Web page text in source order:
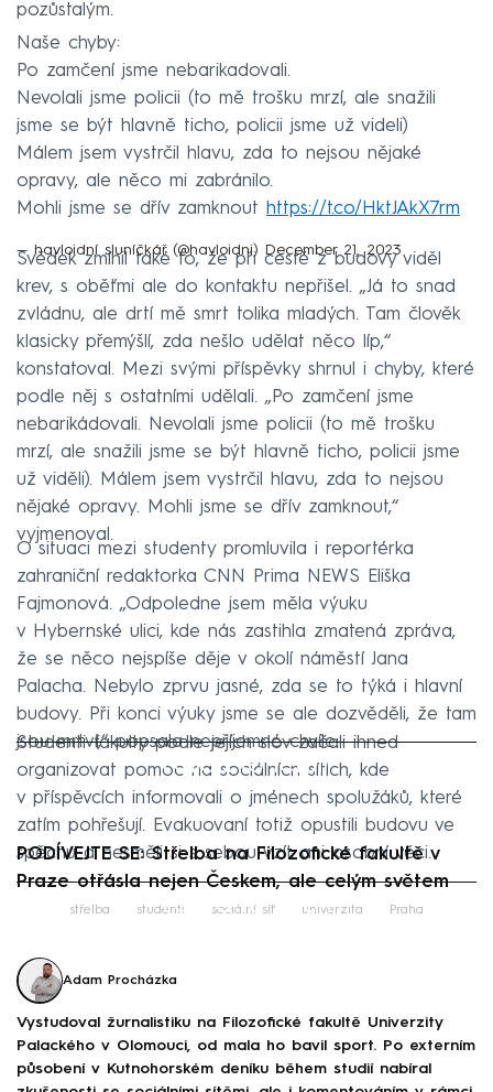
pozůstalým.
Naše chyby:
Po zamčení jsme nebarikadovali.
Nevolali jsme policii (to mě trošku mrzí, ale snažili
jsme se být hlavně ticho, policii jsme už videli)
Málem jsem vystrčil hlavu, zda to nejsou nějaké
opravy, ale něco mi zabránilo.
Mohli jsme se dřív zamknout https://t.co/HktJAkX7rm
— havloidní sluníčkář (@havloidni) December 21, 2023
Svědek zmínil také to, že při cestě z budovy viděl
krev, s oběťmi ale do kontaktu nepřišel. „Já to snad
zvládnu, ale drtí mě smrt tolika mladých. Tam člověk
klasicky přemýšlí, zda nešlo udělat něco líp,“
konstatoval. Mezi svými příspěvky shrnul i chyby, které
podle něj s ostatními udělali. „Po zamčení jsme
nebarikádovali. Nevolali jsme policii (to mě trošku
mrzí, ale snažili jsme se být hlavně ticho, policii jsme
už viděli). Málem jsem vystrčil hlavu, zda to nejsou
nějaké opravy. Mohli jsme se dřív zamknout,“
vyjmenoval.
O situaci mezi studenty promluvila i reportérka
zahraniční redaktorka CNN Prima NEWS Eliška
Fajmonová. „Odpoledne jsem měla výuku
v Hybernské ulici, kde nás zastihla zmatená zpráva,
že se něco nejspíše děje v okolí náměstí Jana
Palacha. Nebylo zprvu jasné, zda se to týká i hlavní
budovy. Při konci výuky jsme se ale dozvěděli, že tam
jsou mrtví,“ popsala nepříjemné chvíle.
Failed to fetch
Studenti fakulty podle jejích slov začali ihned
organizovat pomoc na sociálních sítích, kde
v příspěvcích informovali o jménech spolužáků, které
zatím pohřešují. Evakuovaní totiž opustili budovu ve
spěchu a nesměli si s sebou vzít ani osobní věci.
PODÍVEJTE SE: Střelba na Filozofické fakultě v
Praze otřásla nejen Českem, ale celým světem
Failed to fetch
střelba studenti sociální síť univerzita Praha
Adam Procházka
Vystudoval žurnalistiku na Filozofické fakultě Univerzity
Palackého v Olomouci, od mala ho bavil sport. Po externím
působení v Kutnohorském deníku během studií nabíral